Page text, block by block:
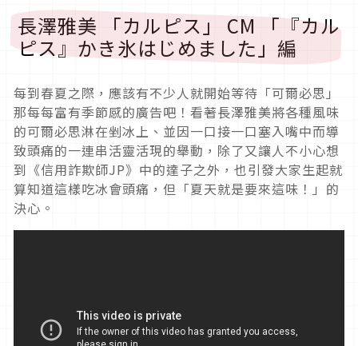
長澤雅美 「カルピス」 CM 「『カル
ピス』かき氷はじめました」編
每到春夏之際，應該有不少人就開始等待「可爾必思」
那每每富有季節感的廣告吧！看著長澤雅美將各種風味
的可爾必思淋在剉冰上、並因一口接一口塞入嘴中而導
致頭痛的一連串活靈活現的舉動，除了又讓人不小心想
到《信用詐欺師JP》中的達子之外，也引發大家生起就
算知道這樣吃冰會頭痛，但「夏天就是要來這味！」的
決心。